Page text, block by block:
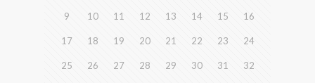
9 10 11 12 13 14 15 16
17 18 19 20 21 22 23 24
25 26 27 28 29 30 31 32